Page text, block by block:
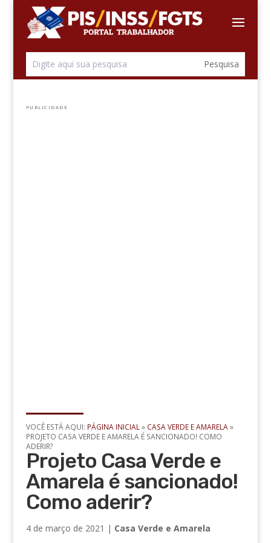
PUBLICIDADE
VOCÊ ESTÁ AQUI: PÁGINA INICIAL » CASA VERDE E AMARELA »
PROJETO CASA VERDE E AMARELA É SANCIONADO! COMO
ADERIR?
Projeto Casa Verde e
Amarela é sancionado!
Como aderir?
4 de março de 2021 | Casa Verde e Amarela